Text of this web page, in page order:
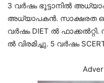
3 വർഷം ഭൂട്ടാനിൽ
അധ്യാപകൻ. സാക്ഷരത
വർഷം DIET ൽ
ൽ വിരമിച്ചു. 5 വർഷം